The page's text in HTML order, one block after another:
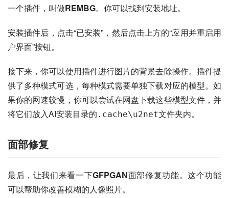
一个插件，叫做REMBG。你可以找到安装地址。
安装插件后，点击“已安装”，然后点击上方的“应用并重启用
户界面”按钮。
接下来，你可以使用插件进行图片的背景去除操作。插件提
供了多种模式可选，每种模式需要单独下载对应的模型。如
果你的网速较慢，你可以尝试在网盘下载这些模型文件，并
将它们放入AI安装目录的 .cache\u2net文件夹内。
面部修复
最后，让我们来看一下GFPGAN面部修复功能。这个功能
可以帮助你改善模糊的人像照片。